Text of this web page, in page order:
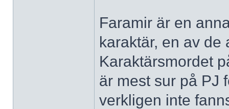
Faramir är en
karaktär, en av de
Karaktärsmordet
är mest sur på PJ
verkligen inte